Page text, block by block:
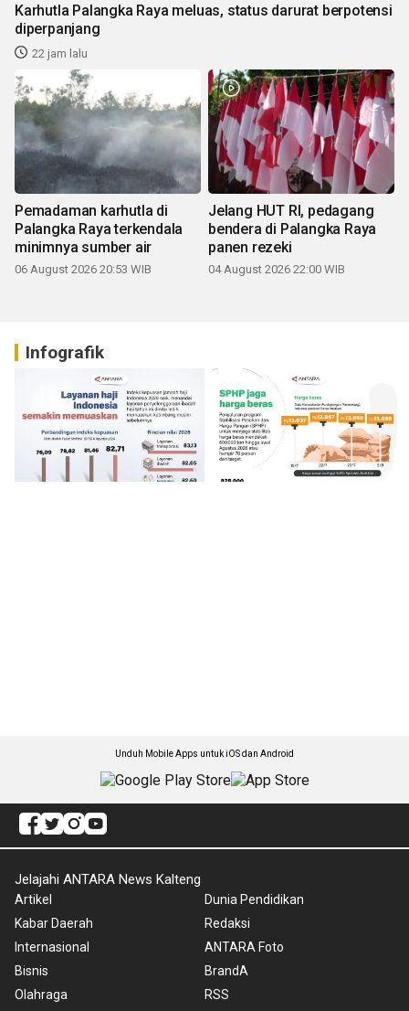
Karhutla Palangka Raya meluas, status darurat berpotensi
diperpanjang
22 jam lalu
Pemadaman karhutla di
Palangka Raya terkendala
minimnya sumber air
06 August 2026 20:53 WIB
Jelang HUT RI, pedagang
bendera di Palangka Raya
panen rezeki
04 August 2026 22:00 WIB
Infografik
Unduh Mobile Apps untuk iOS dan Android
Jelajahi ANTARA News Kalteng
Artikel
Kabar Daerah
Internasional
Bisnis
Olahraga
Dunia Pendidikan
Redaksi
ANTARA Foto
BrandA
RSS